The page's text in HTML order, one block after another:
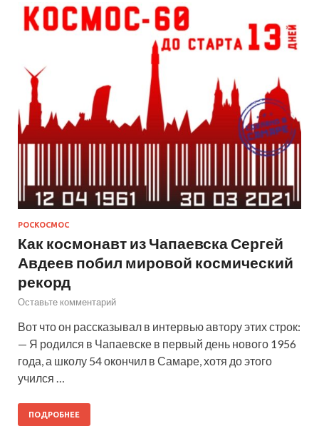
РОСКОСМОС
Как космонавт из Чапаевска Сергей
Авдеев побил мировой космический
рекорд
Оставьте комментарий
Вот что он рассказывал в интервью автору этих строк:
— Я родился в Чапаевске в первый день нового 1956
года, а школу 54 окончил в Самаре, хотя до этого
учился …
ПОДРОБНЕЕ